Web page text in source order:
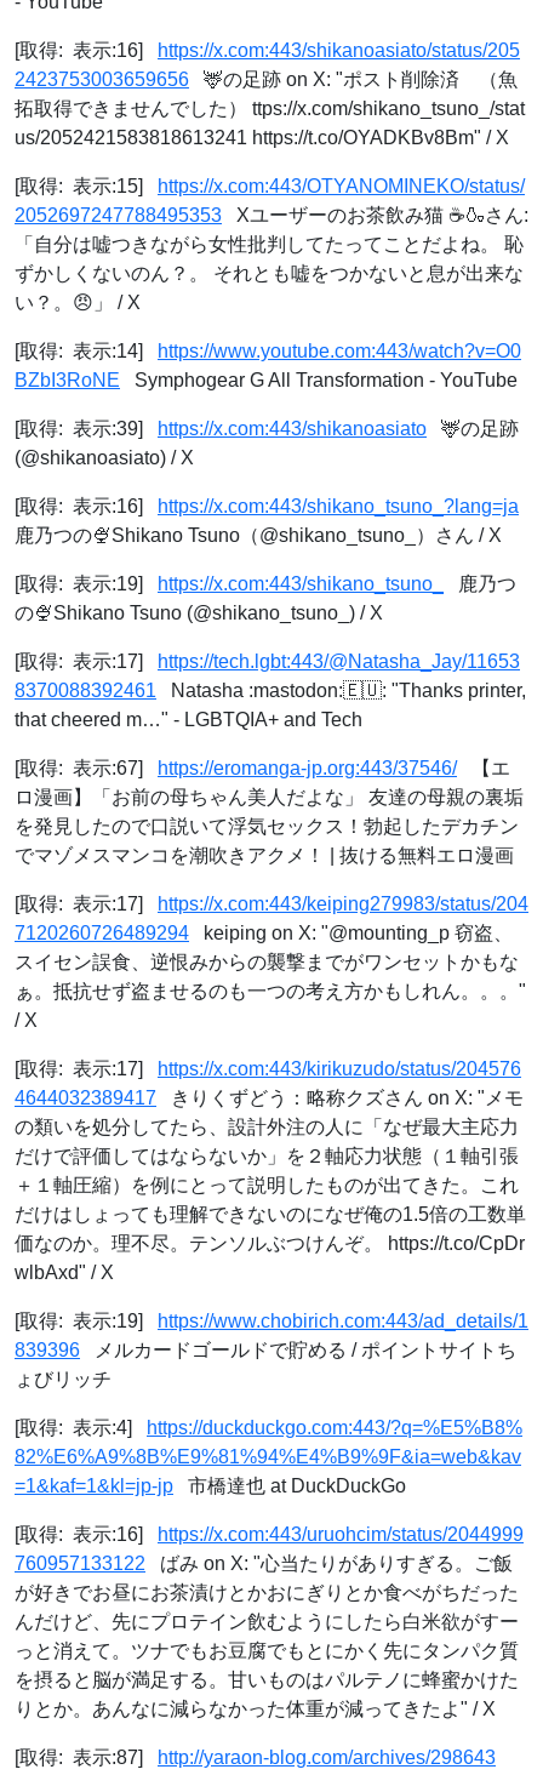
[取得: 表示:16]
https://x.com:443/shikanoasiato/status/205
2423753003659656 🦌の足跡 on X: "ポスト削除済 （魚
拓取得できませんでした） ttps://x.com/shikano_tsuno_/stat
us/2052421583818613241 https://t.co/OYADKBv8Bm" / X
[取得: 表示:15]
https://x.com:443/OTYANOMINEKO/status/
2052697247788495353 Xユーザーのお茶飲み猫 ☕️🍶さん:
「自分は嘘つきながら女性批判してたってことだよね。 恥
ずかしくないのん？。 それとも嘘をつかないと息が出来な
い？。😠」 / X
[取得: 表示:14]
https://www.youtube.com:443/watch?v=O0
BZbI3RoNE Symphogear G All Transformation - YouTube
[取得: 表示:39] https://x.com:443/shikanoasiato 🦌の足跡
(@shikanoasiato) / X
[取得: 表示:16]
https://x.com:443/shikano_tsuno_?lang=ja
鹿乃つの🍨Shikano Tsuno（@shikano_tsuno_）さん / X
[取得: 表示:19] https://x.com:443/shikano_tsuno_
鹿乃つ
の🍨Shikano Tsuno (@shikano_tsuno_) / X
[取得: 表示:17]
https://tech.lgbt:443/@Natasha_Jay/11653
8370088392461 Natasha :mastodon:🇪🇺: "Thanks printer,
that cheered m…" - LGBTQIA+ and Tech
[取得: 表示:67] https://eromanga-jp.org:443/37546/【エ
ロ漫画】「お前の母ちゃん美人だよな」 友達の母親の裏垢
を発見したので口説いて浮気セックス！勃起したデカチン
でマゾメスマンコを潮吹きアクメ！ | 抜ける無料エロ漫画
[取得: 表示:17]
https://x.com:443/keiping279983/status/204
7120260726489294 keiping on X: "@mounting_p 窃盗、
スイセン誤食、逆恨みからの襲撃までがワンセットかもな
ぁ。抵抗せず盗ませるのも一つの考え方かもしれん。。。"
/ X
[取得: 表示:17]
https://x.com:443/kirikuzudo/status/204576
4644032389417 きりくずどう：略称クズさん on X: "メモ
の類いを処分してたら、設計外注の人に「なぜ最大主応力
だけで評価してはならないか」を２軸応力状態（１軸引張
＋１軸圧縮）を例にとって説明したものが出てきた。これ
だけはしょっても理解できないのになぜ俺の1.5倍の工数単
価なのか。理不尽。テンソルぶつけんぞ。 https://t.co/CpDr
wlbAxd" / X
[取得: 表示:19]
https://www.chobirich.com:443/ad_details/1
839396 メルカードゴールドで貯める / ポイントサイトち
ょびリッチ
[取得: 表示:4]
https://duckduckgo.com:443/?q=%E5%B8%
82%E6%A9%8B%E9%81%94%E4%B9%9F&ia=web&kav
=1&kaf=1&kl=jp-jp 市橋達也 at DuckDuckGo
[取得: 表示:16]
https://x.com:443/uruohcim/status/2044999
760957133122 ばみ on X: "心当たりがありすぎる。ご飯
が好きでお昼にお茶漬けとかおにぎりとか食べがちだった
んだけど、先にプロテイン飲むようにしたら白米欲がすー
っと消えて。ツナでもお豆腐でもとにかく先にタンパク質
を摂ると脳が満足する。甘いものはパルテノに蜂蜜かけた
りとか。あんなに減らなかった体重が減ってきたよ" / X
[取得: 表示:87]
http://yaraon-blog.com/archives/298643